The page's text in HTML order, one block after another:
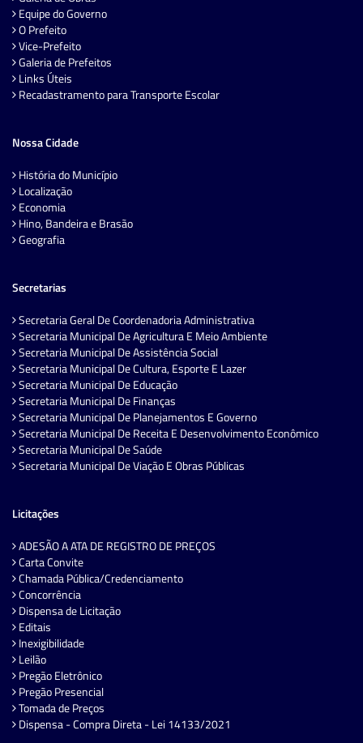
Equipe do Governo
O Prefeito
Vice-Prefeito
Galeria de Prefeitos
Links Úteis
Recadastramento para Transporte Escolar
Nossa Cidade
História do Município
Localização
Economia
Hino, Bandeira e Brasão
Geografia
Secretarias
Secretaria Geral De Coordenadoria Administrativa
Secretaria Municipal De Agricultura E Meio Ambiente
Secretaria Municipal De Assistência Social
Secretaria Municipal De Cultura, Esporte E Lazer
Secretaria Municipal De Educação
Secretaria Municipal De Finanças
Secretaria Municipal De Planejamentos E Governo
Secretaria Municipal De Receita E Desenvolvimento Econômico
Secretaria Municipal De Saúde
Secretaria Municipal De Viação E Obras Públicas
Licitações
ADESÃO A ATA DE REGISTRO DE PREÇOS
Carta Convite
Chamada Pública/Credenciamento
Concorrência
Dispensa de Licitação
Editais
Inexigibilidade
Leilão
Pregão Eletrônico
Pregão Presencial
Tomada de Preços
Dispensa - Compra Direta - Lei 14133/2021